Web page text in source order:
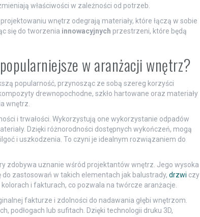
właściwości w zależności od potrzeb.
wnętrz odegrają materiały, które łączą w sobie
się do tworzenia innowacyjnych przestrzeni, które będą
w aranżacji wnętrz?
popularność, przynosząc ze sobą szereg korzyści
drewnopochodne, szkło hartowane oraz materiały
wnętrz.
i trwałości. Wykorzystują one wykorzystanie odpadów
Dzięki różnorodności dostępnych wykończeń, mogą
i uszkodzenia. To czyni je idealnym rozwiązaniem do
zdobywa uznanie wśród projektantów wnętrz. Jego wysoka
zastosowań w takich elementach jak balustrady, drzwi czy
i fakturach, co pozwala na twórcze aranżacje.
fakturze i zdolności do nadawania głębi wnętrzom.
podłogach lub sufitach. Dzięki technologii druku 3D,